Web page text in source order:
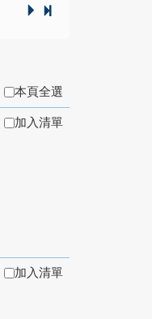
本頁全選
加入清單
加入清單